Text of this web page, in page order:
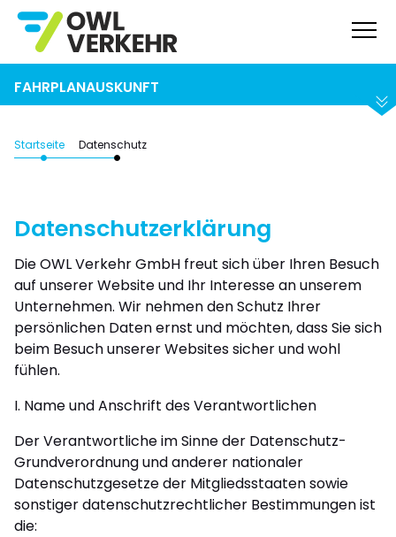
Abfahrt Ankunft
FAHRPLANAUSKUNFT
Startseite Datenschutz
Datenschutzerklärung
Die OWL Verkehr GmbH freut sich über Ihren Besuch
auf unserer Website und Ihr Interesse an unserem
Unternehmen. Wir nehmen den Schutz Ihrer
persönlichen Daten ernst und möchten, dass Sie sich
beim Besuch unserer Websites sicher und wohl
fühlen.
I. Name und Anschrift des Verantwortlichen
Der Verantwortliche im Sinne der Datenschutz-
Grundverordnung und anderer nationaler
Datenschutzgesetze der Mitgliedsstaaten sowie
sonstiger datenschutzrechtlicher Bestimmungen ist
die: